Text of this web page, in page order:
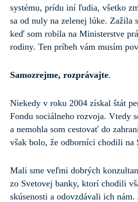
systému, prídu iní ľudia, všetko
sa od nuly na zelenej lúke. Zažila
keď som robila na Ministerstve
rodiny. Ten príbeh vám musím
Samozrejme, rozprávajte.
Niekedy v roku 2004 získal štát
Fondu sociálneho rozvoja. Vtedy
a nemohla som cestovať do
však bolo, že odborníci chodili na
Mali sme veľmi dobrých
zo Svetovej banky, ktorí chodili
skúsenosti a odovzdávali ich